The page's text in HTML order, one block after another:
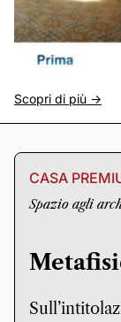
Scopri di più ->
CASA
Spazio agli